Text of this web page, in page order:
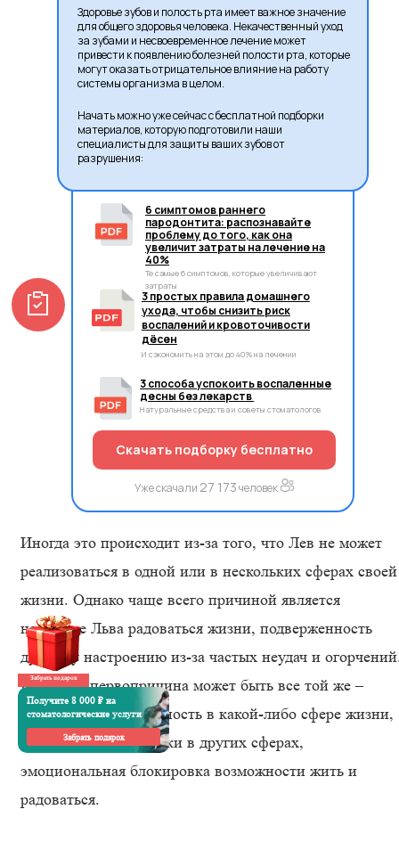
Здоровье зубов и полость рта имеет важное значение
для общего здоровья человека. Некачественный уход
за зубами и несвоевременное лечение может
привести к появлению болезней полости рта, которые
могут оказать отрицательное влияние на работу
системы организма в целом.
Начать можно уже сейчас с бесплатной подборки
материалов, которую подготовили наши
специалисты для защиты ваших зубов от
разрушения:
6 симптомов раннего
пародонтита: распознавайте
проблему до того, как она
увеличит затраты на лечение на
40%
Те самые 6 симптомов, которые увеличивают
затраты
3 простых правила домашнего
ухода, чтобы снизить риск
воспалений и кровоточивости
дёсен
И сэкономить на этом до 40% на лечении
3 способа успокоить воспаленные
десны без лекарств
Натуральные средства и советы стоматологов
Скачать подборку бесплатно
Уже скачали 27 173человек
Иногда это происходит из-за того, что Лев не может
реализоваться в одной или в нескольких сферах своей
жизни. Однако чаще всего причиной является
неумение Льва радоваться жизни, подверженность
дурному настроению из-за частых неудач и
Впрочем, первопричина может быть все той же –
недостаточная активность в какой-либо сфере жизни,
чрезмерные перегрузки в других сферах,
эмоциональная блокировка возможности жить и
радоваться.
Забрать подарок
Получите 8 000 ₽ на
стоматологические услуги
Забрать подарок